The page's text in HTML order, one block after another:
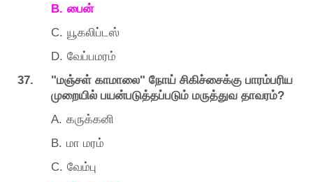
B. பைன்
C. யூகலிப்டஸ்
D. வேப்பமரம்
37. "மஞ்சள் காமாலை" நோய் சிகிச்சைக்கு பாரம்பரிய
முறையில் பயன்படுத்தப்படும் மருத்துவ தாவரம்?
A. கருக்கனி
B. மா மரம்
C. வேம்பு